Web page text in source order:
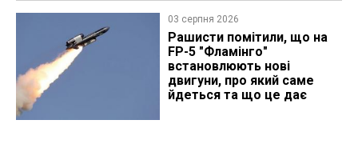
03 серпня 2026
Рашисти помітили, що на
FP-5 "Фламінго"
встановлюють нові
двигуни, про який саме
йдеться та що це дає